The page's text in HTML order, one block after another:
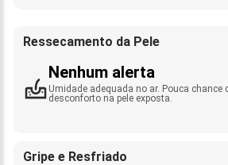
Ressecamento da Pele
Nenhum alerta
Umidade adequada no ar. Pouca chance
desconforto na pele exposta.
Gripe e Resfriado